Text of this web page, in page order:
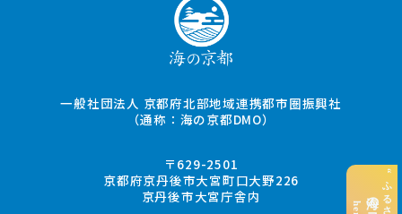
一般社団法人 京都府北部地域連携都市圏振興社
（通称：海の京都DMO）
〒629-2501
京都府京丹後市大宮町口大野226
京丹後市大宮庁舎内